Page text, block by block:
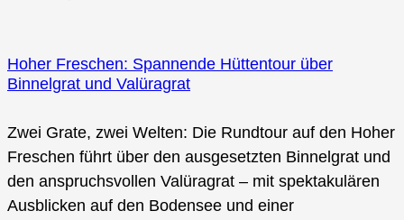
Hoher Freschen: Spannende Hüttentour über
Binnelgrat und Valüragrat
Zwei Grate, zwei Welten: Die Rundtour auf den Hoher
Freschen führt über den ausgesetzten Binnelgrat und
den anspruchsvollen Valüragrat – mit spektakulären
Ausblicken auf den Bodensee und einer